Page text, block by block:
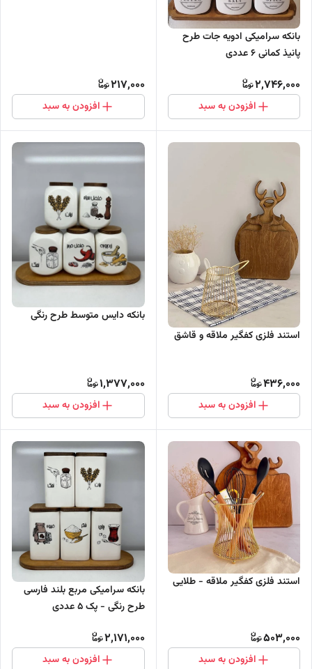
بانکه سرامیکی ادویه جات طرح
پانیذ کمانی 6 عددی
2,746,000
افزودن به سبد
217,000
افزودن به سبد
استند فلزی کفگیر ملاقه و قاشق
436,000
افزودن به سبد
بانکه دایس‌ متوسط طرح رنگی
1,377,000
افزودن به سبد
استند فلزی کفگیر ملاقه - طلایی
503,000
افزودن به سبد
بانکه سرامیکی مربع بلند فارسی
طرح رنگی - پک 5 عددی
2,171,000
افزودن به سبد